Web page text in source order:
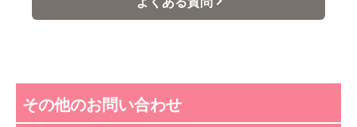
その他のお問い合わせ